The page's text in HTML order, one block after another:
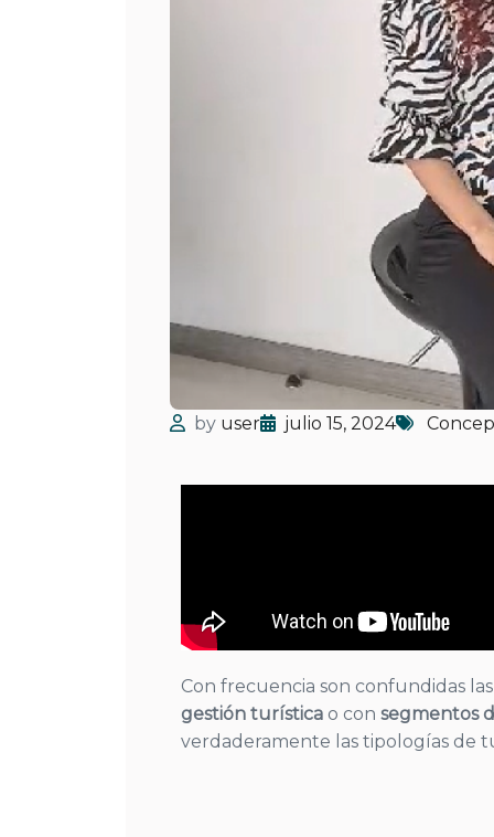
by user julio 15, 2024
Con frecuencia son confundidas
gestión turística o con segmentos
verdaderamente las tipologías de